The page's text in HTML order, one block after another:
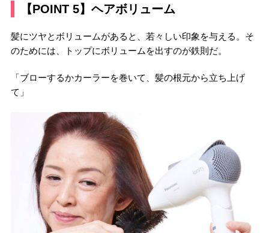
【POINT 5】ヘアボリューム
髪にツヤとボリュームがあると、若々しい印象を与える。そ
のためには、トップにボリュームを出すのが鉄則だ。
「ブローするかカーラーを巻いて、髪の根元から立ち上げ
て」